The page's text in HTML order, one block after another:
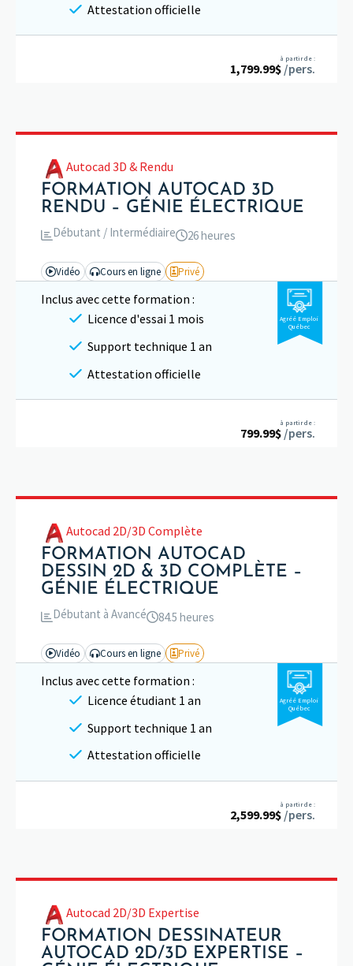
Attestation officielle
à partir de :
1,799.99$ /pers.
Autocad 3D & Rendu
FORMATION AUTOCAD 3D
RENDU – GÉNIE ÉLECTRIQUE
Débutant / Intermédiaire 26 heures
Vidéo Cours en ligne Privé
Inclus avec cette formation :
Licence d'essai 1 mois
Support technique 1 an
Attestation officielle
Agréé Emploi
Québec
à partir de :
799.99$ /pers.
Autocad 2D/3D Complète
FORMATION AUTOCAD
DESSIN 2D & 3D COMPLÈTE –
GÉNIE ÉLECTRIQUE
Débutant à Avancé 84.5 heures
Vidéo Cours en ligne Privé
Inclus avec cette formation :
Licence étudiant 1 an
Support technique 1 an
Attestation officielle
Agréé Emploi
Québec
à partir de :
2,599.99$ /pers.
Autocad 2D/3D Expertise
FORMATION DESSINATEUR
AUTOCAD 2D/3D EXPERTISE –